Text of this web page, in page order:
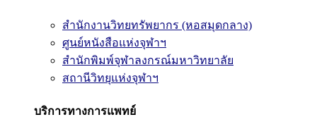
สำนักงานวิทยทรัพยากร (หอสมุดกลาง)
ศูนย์หนังสือแห่งจุฬาฯ
สำนักพิมพ์จุฬาลงกรณ์มหาวิทยาลัย
สถานีวิทยุแห่งจุฬาฯ
บริการทางการแพทย์